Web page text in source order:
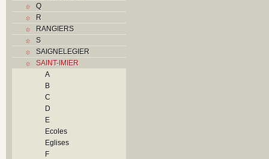
Q
R
RANGIERS
S
SAIGNELEGIER
SAINT-IMIER
A
B
C
D
E
Ecoles
Eglises
F